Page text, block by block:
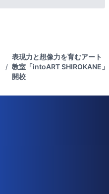
/
表現力と想像力を育むアート
教室「intoART SHIROKANE」
開校